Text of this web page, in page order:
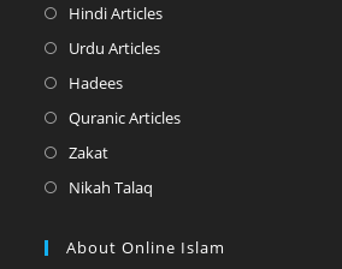
tab
in
tab
Hindi ArticlesOpens
tab
Urdu ArticlesOpens
HadeesOpens
in
tab
Quranic ArticlesOpens
ZakatOpens
in
new
Nikah Talaq
a
About Online Islam